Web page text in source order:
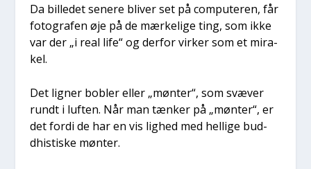
Da bil­le­det sene­re bli­ver set på com­pu­te­ren, får
foto­gra­fen øje på de mær­ke­li­ge ting, som ikke
var der „i real life“ og der­for vir­ker som et mira­
kel.
Det lig­ner bob­ler eller „mønt­er“, som svæ­ver
rundt i luf­ten. Når man tæn­ker på „mønt­er“, er
det for­di de har en vis lig­hed med hel­li­ge bud­
dhi­sti­ske mønt­er.